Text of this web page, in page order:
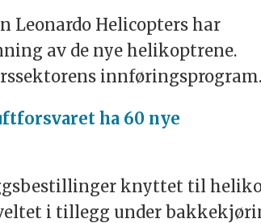
Leonardo Helicopters har
av de nye helikoptrene.
ssektorens innføringsprogram.
ha 60 nye
knyttet til
i tillegg under